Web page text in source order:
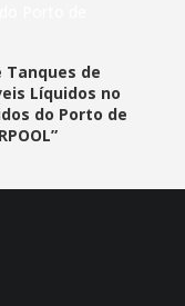
de
Líquidos no
do Porto de